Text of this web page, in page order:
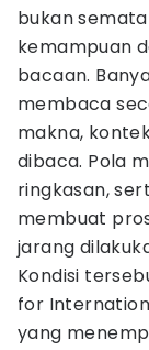
bukan
kemampuan
bacaan.
membaca
makna,
dibaca. Pola
ringkasan,
membuat
jarang
Kondisi
for
yang